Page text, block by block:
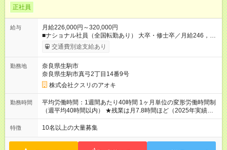
正社員
給与
月給226,000円～320,000円
■ナショナル社員（全国転勤あり） 大卒・修士卒／月給246，
000円～320，000円 高校・短大・専門卒／月給226，000円～
320，000円 ★エリア手当（石川県、富山県、福井県、岐阜県、
途、賞与（年2回）、各種手当あり ★登録販売者資格保持者への
月1万円支給を含む（実務経験がない方にも同額を支給） ※ただ
し、短時間勤務・早番固定社員は当社規定に従い額が変動 ＝＝
＝＝＝＝＝＝＝＝＝＝＝＝ ★職務給制度で実力次第で収入アッ
プ！ 職務内容に応じて給与が支払われ、昇格試験なく役職に就
いた時点で年収がUPする制度です。 約4割の社員が入社3年目で
できます。 ＝＝＝＝＝＝＝＝＝＝＝＝＝＝ 【試用期間】試用期
間なし
交通費別途支給あり
勤務地
奈良県生駒市
奈良県生駒市真弓2丁目14番9号
株式会社クスリのアオキ
勤務時間
平均労働時間：1週間あたり40時間 1ヶ月単位の変形労働時間制
（週平均40時間以内） ★残業は月7.8時間ほど（2025年実績）
＜店舗の基本営業時間＞ 9時～22時 ※勤務時間は店舗により異
なります。 ＜シフト例＞ 早番：8時00分～17時00分 中番：11
1ヶ月単位の変形労働時間制（週平均40時間以内） ★残業は月
特徴 10名以上の大量募集